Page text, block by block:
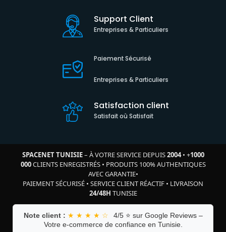
Support Client
Entreprises & Particuliers
Paiement Sécurisé
Entreprises & Particuliers
Satisfaction client
Satisfait où Satisfait
SPACENET TUNISIE– À VOTRE SERVICE DEPUIS2004• +1000
000CLIENTS ENREGISTRÉS• PRODUITS 100% AUTHENTIQUES
AVEC GARANTIE•
PAIEMENT SÉCURISÉ • SERVICE CLIENT RÉACTIF • LIVRAISON
24/48H TUNISIE
Note client : ★ ★ ★ ★ ☆
4/5 ⭐ sur Google Reviews –
Votre e-commerce de confiance en Tunisie.